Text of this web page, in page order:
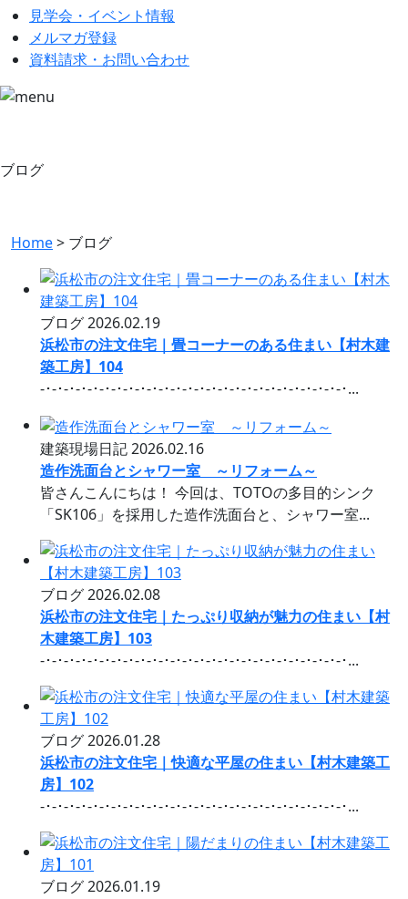
見学会・イベント情報
メルマガ登録
資料請求・お問い合わせ
ブログ
Home> ブログ
ブログ2026.02.19
浜松市の注文住宅｜畳コーナーのある住まい【村木建
築工房】104
-･-･-･-･-･-･-･-･-･-･-･-･-･-･-･-･-･-･-･-･-･-･-･-･-･-･...
建築現場日記2026.02.16
造作洗面台とシャワー室 ～リフォーム～
皆さんこんにちは！ 今回は、TOTOの多目的シンク
「SK106」を採用した造作洗面台と、シャワー室...
ブログ2026.02.08
浜松市の注文住宅｜たっぷり収納が魅力の住まい【村
木建築工房】103
-･-･-･-･-･-･-･-･-･-･-･-･-･-･-･-･-･-･-･-･-･-･-･-･-･-･...
ブログ2026.01.28
浜松市の注文住宅｜快適な平屋の住まい【村木建築工
房】102
-･-･-･-･-･-･-･-･-･-･-･-･-･-･-･-･-･-･-･-･-･-･-･-･-･-･...
ブログ2026.01.19